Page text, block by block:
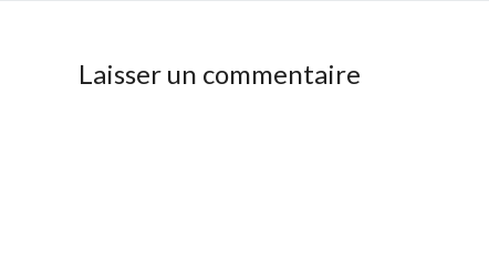
Laisser un commentaire